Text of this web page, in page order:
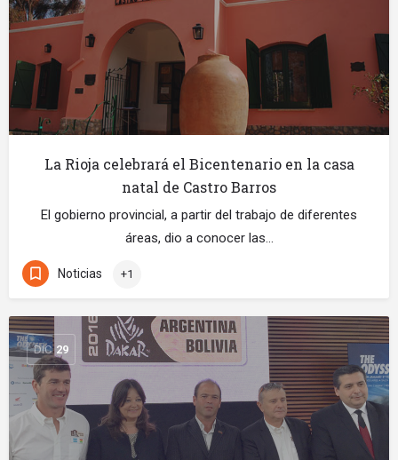
La Rioja celebrará el Bicentenario en la casa
natal de Castro Barros
El gobierno provincial, a partir del trabajo de diferentes
áreas, dio a conocer las…
Noticias +1
DIC 29